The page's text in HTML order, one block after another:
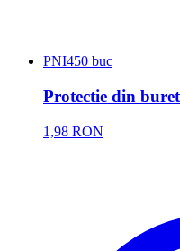
PNI450 buc
Protectie din
1,98 RON